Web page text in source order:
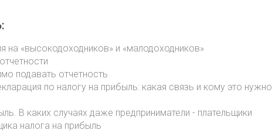
на «высокодоходников» и «малодоходников»
подавать отчетность
по налогу на прибыль: какая связь и кому это нужно
В каких случаях даже предприниматели - плательщики
налога на прибыль